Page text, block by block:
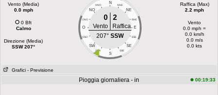
Vento (Media)
0.0 mph
0 Bft
Calmo
Direzione (Media)
SSW 207°
N
NNO NNE
NO NE
ONO ENE
O E
OSO ESE
SW SE
SSW SSE
S
0 2
Vento
Raffica
207° SSW
Raffica (Max)
2.2 mph
Vento
0.0 mph =
0.0 km/h
0.0 m/s
0.0 kts
Grafici - Previsione
Pioggia giornaliera - in 00:19:33